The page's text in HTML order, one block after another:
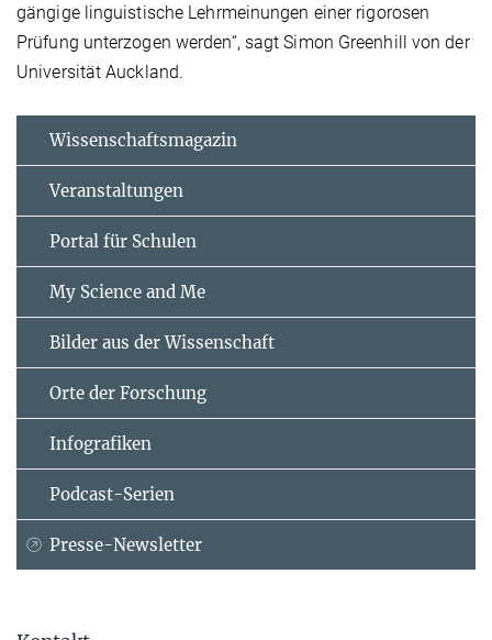
gängige linguistische Lehrmeinungen einer rigorosen
Prüfung unterzogen werden“, sagt Simon Greenhill von der
Universität Auckland.
Wissenschaftsmagazin
Veranstaltungen
Portal für Schulen
My Science and Me
Bilder aus der Wissenschaft
Orte der Forschung
Infografiken
Podcast-Serien
Presse-Newsletter